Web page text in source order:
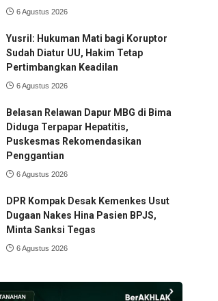
6 Agustus 2026
Yusril: Hukuman Mati bagi Koruptor
Sudah Diatur UU, Hakim Tetap
Pertimbangkan Keadilan
6 Agustus 2026
Belasan Relawan Dapur MBG di Bima
Diduga Terpapar Hepatitis,
Puskesmas Rekomendasikan
Penggantian
6 Agustus 2026
DPR Kompak Desak Kemenkes Usut
Dugaan Nakes Hina Pasien BPJS,
Minta Sanksi Tegas
6 Agustus 2026